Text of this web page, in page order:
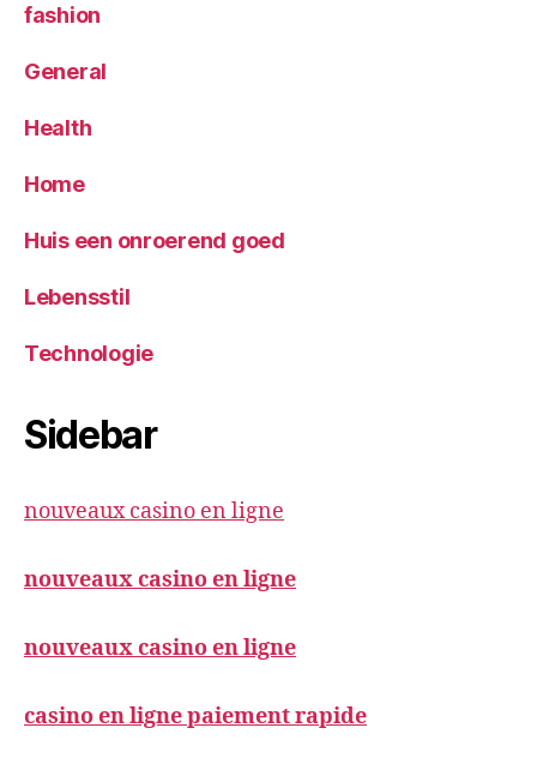
fashion
General
Health
Home
Huis een onroerend goed
Lebensstil
Technologie
Sidebar
nouveaux casino en ligne
nouveaux casino en ligne
nouveaux casino en ligne
casino en ligne paiement rapide